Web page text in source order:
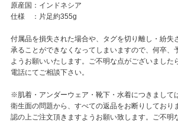
原産国：インドネシア
仕様 ：片足約355g
付属品を損失された場合や、タグを切り離し・紛失
承ることができなくなってしまいますので、何卒、
ようお願いいたします。ご不明な点がございました
電話にてご相談下さい。
※肌着・アンダーウェア・靴下・水着につきまして
衛生面の問題から、すべての返品をお断りしており
認の上ご注文頂きますようお願い致します。ご不明